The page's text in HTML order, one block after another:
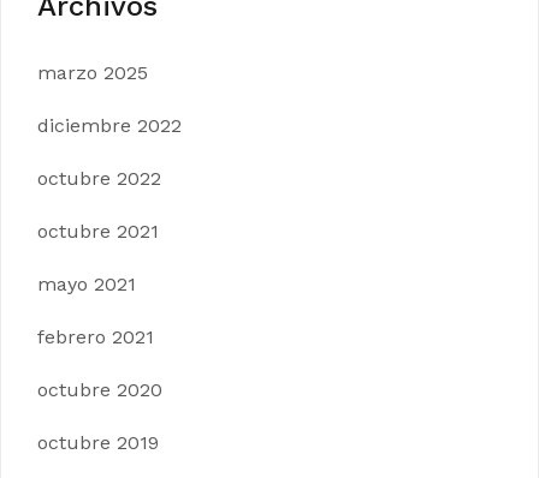
marzo 2025
diciembre 2022
octubre 2022
octubre 2021
mayo 2021
febrero 2021
octubre 2020
octubre 2019